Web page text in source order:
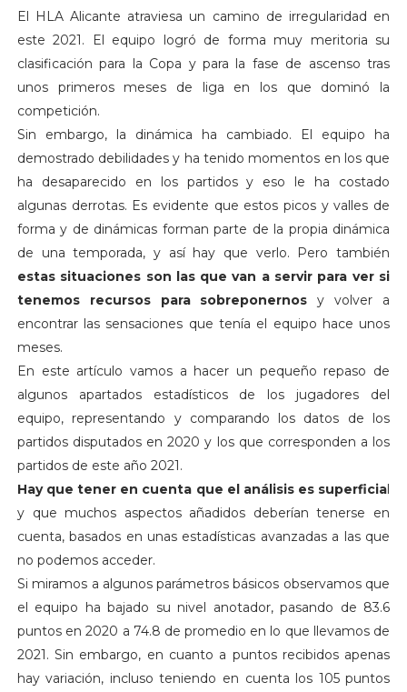
El HLA Alicante atraviesa un camino de irregularidad en
este 2021. El equipo logró de forma muy meritoria su
clasificación para la Copa y para la fase de ascenso tras
unos primeros meses de liga en los que dominó la
competición.
Sin embargo, la dinámica ha cambiado. El equipo ha
demostrado debilidades y ha tenido momentos en los que
ha desaparecido en los partidos y eso le ha costado
algunas derrotas. Es evidente que estos picos y valles de
forma y de dinámicas forman parte de la propia dinámica
de una temporada, y así hay que verlo. Pero también
estas situaciones son las que van a servir para ver si
tenemos recursos para sobreponernos y volver a
encontrar las sensaciones que tenía el equipo hace unos
meses.
En este artículo vamos a hacer un pequeño repaso de
algunos apartados estadísticos de los jugadores del
equipo, representando y comparando los datos de los
partidos disputados en 2020 y los que corresponden a los
partidos de este año 2021.
Hay que tener en cuenta que el análisis es superficial
y que muchos aspectos añadidos deberían tenerse en
cuenta, basados en unas estadísticas avanzadas a las que
no podemos acceder.
Si miramos a algunos parámetros básicos observamos que
el equipo ha bajado su nivel anotador, pasando de 83.6
puntos en 2020 a 74.8 de promedio en lo que llevamos de
2021. Sin embargo, en cuanto a puntos recibidos apenas
hay variación, incluso teniendo en cuenta los 105 puntos